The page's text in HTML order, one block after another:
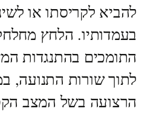
להביא לקריסתו או
בעמדותיו. הלחץ
התומכים בהתנגדות
לתוך שורות התנועה,
הרצועה בשל המצב